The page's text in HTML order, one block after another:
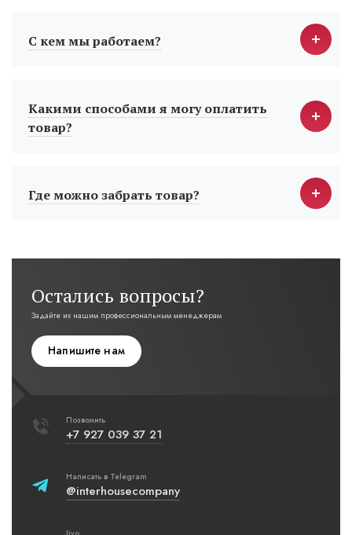
С кем мы работаем?
Какими способами я могу оплатить
товар?
Где можно забрать товар?
Остались вопросы?
Задайте их нашим профессиональным менеджерам
Напишите нам
Позвонить
+7 927 039 37 21
Написать в Telegram
@interhousecompany